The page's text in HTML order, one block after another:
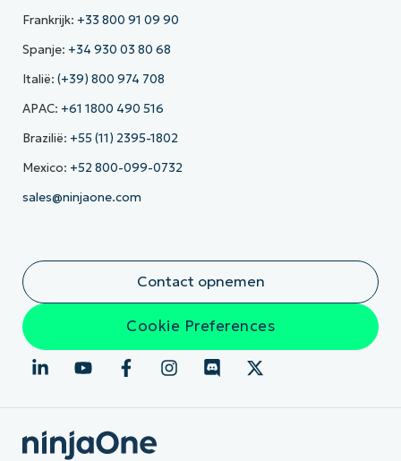
Frankrijk: +33 800 91 09 90
Spanje: +34 930 03 80 68
Italië: (+39) 800 974 708
APAC: +61 1800 490 516
Brazilië: +55 (11) 2395-1802
Mexico: +52 800-099-0732
sales@ninjaone.com
Contact opnemen
Cookie Preferences